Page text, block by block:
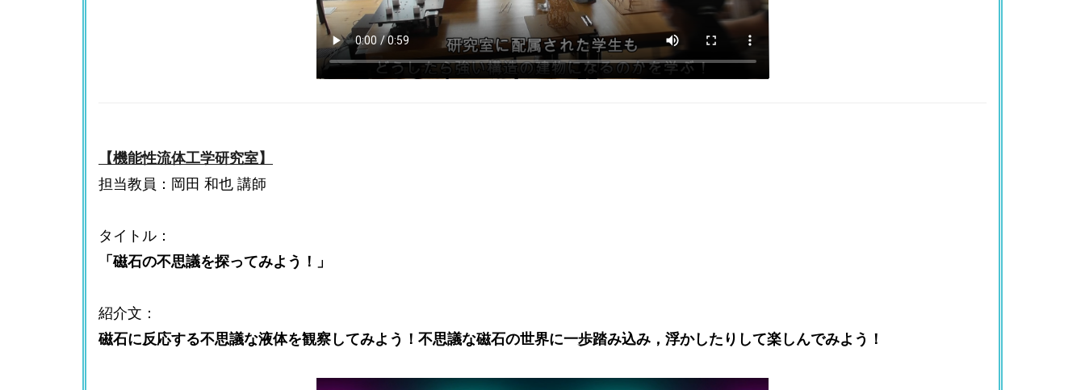
【機能性流体工学研究室】
担当教員：岡田 和也 講師
タイトル：
「磁石の不思議を探ってみよう！」
紹介文：
磁石に反応する不思議な液体を観察してみよう！不思議な磁石の世界に一歩踏み込み，浮かしたりして楽しんでみよう！